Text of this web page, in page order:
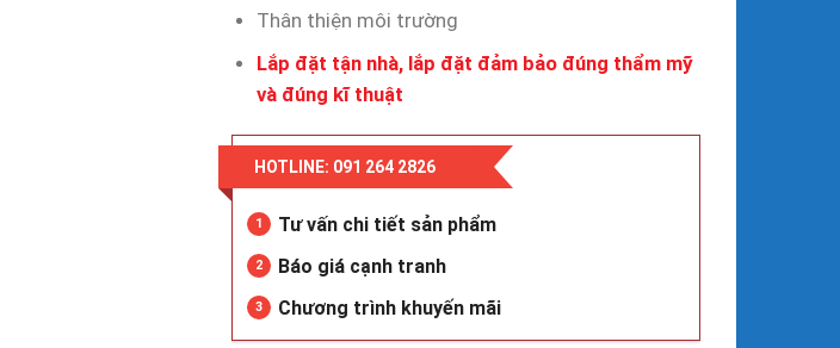
Thân thiện môi trường
Lắp đặt tận nhà, lắp đặt đảm bảo đúng thẩm mỹ
và đúng kĩ thuật
HOTLINE: 091 264 2826
1 Tư vấn chi tiết sản phẩm
2 Báo giá cạnh tranh
3 Chương trình khuyến mãi